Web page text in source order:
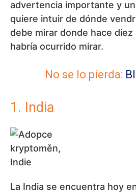
advertencia importante y
quiere intuir de dónde
debe mirar donde hace diez
habría ocurrido mirar.
No se lo pierda:
1. India
La India se encuentra hoy